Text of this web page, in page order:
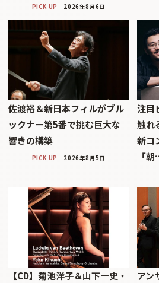
PICK UP 2026年8月6日
佐渡裕＆新日本フィルがブル
ックナー第5番で挑む巨大な
響きの構築
PICK UP 2026年8月5日
注目
触れ
新コ
「
【CD】菊池洋子＆山下一史・
アン